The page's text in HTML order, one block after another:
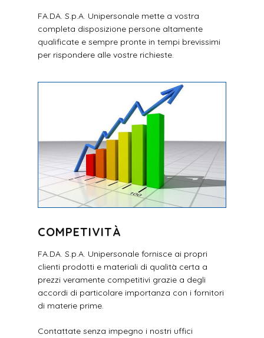
FA.DA. S.p.A. Unipersonale mette a vostra
completa disposizione persone altamente
qualificate e sempre pronte in tempi brevissimi
per rispondere alle vostre richieste.
COMPETIVITÀ
FA.DA. S.p.A. Unipersonale fornisce ai propri
clienti prodotti e materiali di qualità certa a
prezzi veramente competitivi grazie a degli
accordi di particolare importanza con i fornitori
di materie prime.
Contattate senza impegno i nostri uffici